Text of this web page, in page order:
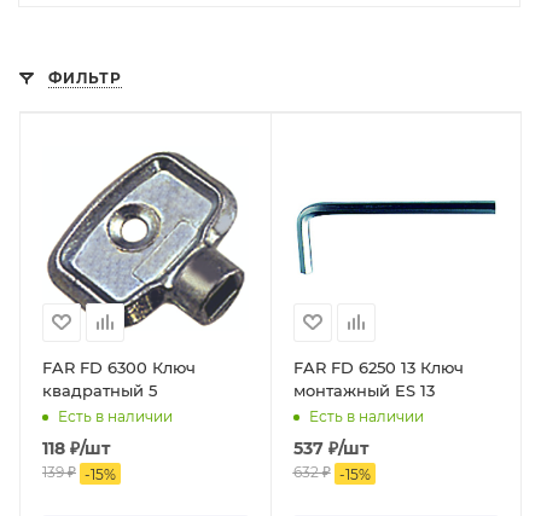
ФИЛЬТР
FAR FD 6300 Ключ
квадратный 5
Есть в наличии
118 ₽/шт
139₽ -15%
FAR FD 6250 13 Ключ
монтажный ES 13
Есть в наличии
537₽/шт
632₽ -15%